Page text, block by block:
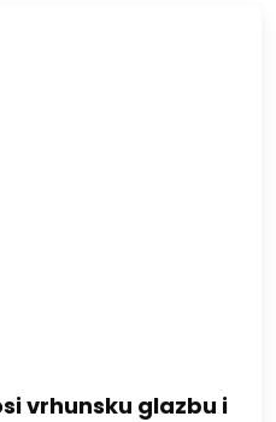
vrhunsku glazbu i